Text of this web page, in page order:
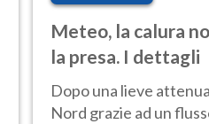
Meteo, la calura
la presa. I dettagli
Dopo una lieve
Nord grazie ad un